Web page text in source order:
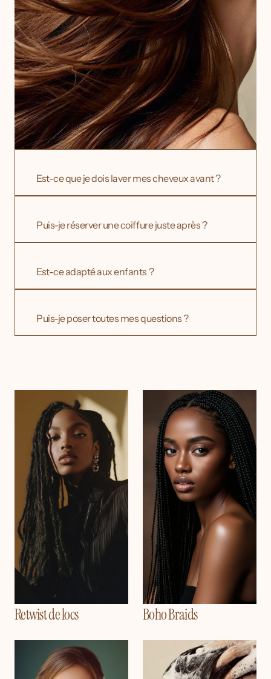
Est-ce que je dois laver mes cheveux avant ?
→ Non, venez tel quel pour une évaluation
Puis-je réserver une coiffure juste après ?
→ Oui, vous pouvez enchaîner les deux services
Est-ce adapté aux enfants ?
→ Oui, nous pouvons aussi guider les parents
Puis-je poser toutes mes questions ?
→ Absolument, le temps vous est entièrement
Autres services
Retwist de locs Boho Braids